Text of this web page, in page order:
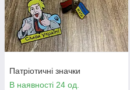
Патріотичні значки
В наявності 24 од.